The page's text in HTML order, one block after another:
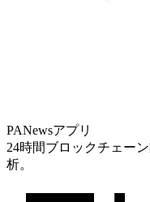
PANewsアプリ
24時間ブロックチェー
析。